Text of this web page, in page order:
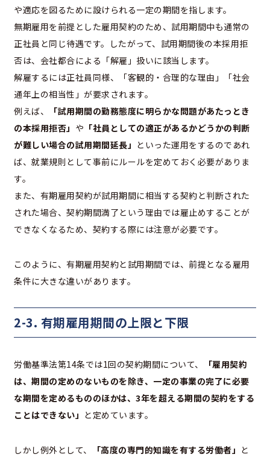
や適応を図るために設けられる一定の期間を指します。
無期雇用を前提とした雇用契約のため、試用期間中も通常の
正社員と同じ待遇です。したがって、試用期間後の本採用拒
否は、会社都合による「解雇」扱いに該当します。
解雇するには正社員同様、「客観的・合理的な理由」「社会
通年上の相当性」が要求されます。
例えば、
「試用期間の勤務態度に明らかな問題があたっとき
の本採用拒否」 や 「社員としての適正があるかどうかの判断
が難しい場合の試用期間延長」 といった運用をするのであれ
ば、就業規則として事前にルールを定めておく必要がありま
す。
また、有期雇用契約が試用期間に相当する契約と判断された
された場合、契約期間満了という理由では雇止めすることが
できなくなるため、契約する際には注意が必要です。
このように、有期雇用契約と試用期間では、前提となる雇用
条件に大きな違いがあります。
2-3. 有期雇用期間の上限と下限
労働基準法第14条では1回の契約期間について、
「雇用契約
は、期間の定めのないものを除き、一定の事業の完了に必要
な期間を定めるもののほかは、3年を超える期間の契約をする
ことはできない」 と定めています。
しかし例外として、 「高度の専門的知識を有する労働者」 と